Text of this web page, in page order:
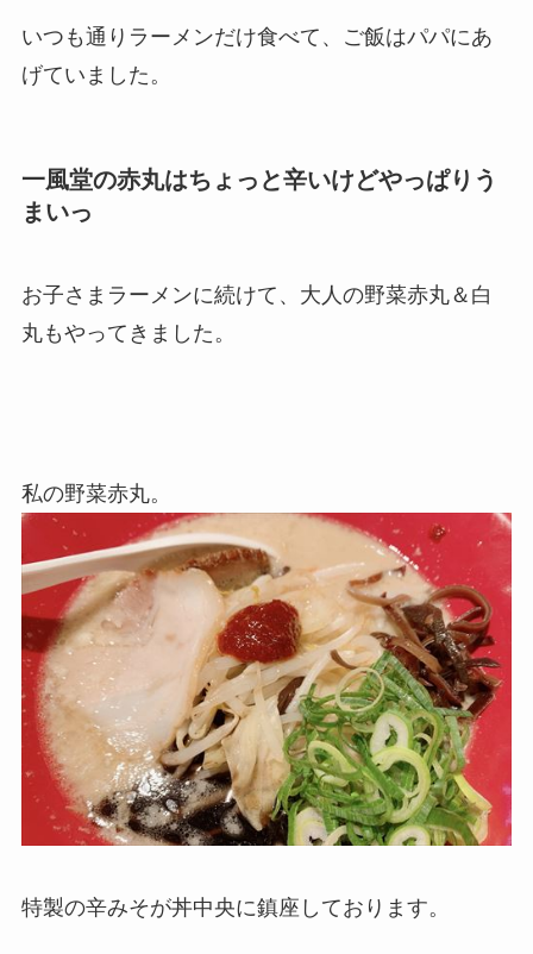
いつも通りラーメンだけ食べて、ご飯はパパにあ
げていました。
一風堂の赤丸はちょっと辛いけどやっぱりう
まいっ
お子さまラーメンに続けて、大人の野菜赤丸＆白
丸もやってきました。
私の野菜赤丸。
特製の辛みそが丼中央に鎮座しております。